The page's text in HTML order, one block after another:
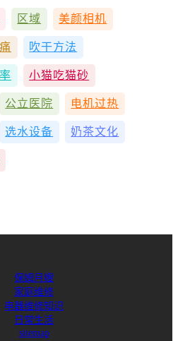
区域 美颜相机
吹干方法
小猫吃猫砂
公立医院 电机过热
选水设备 奶茶文化
保姆月嫂
家庭维修
电器维修知识
日常生活
sitemap